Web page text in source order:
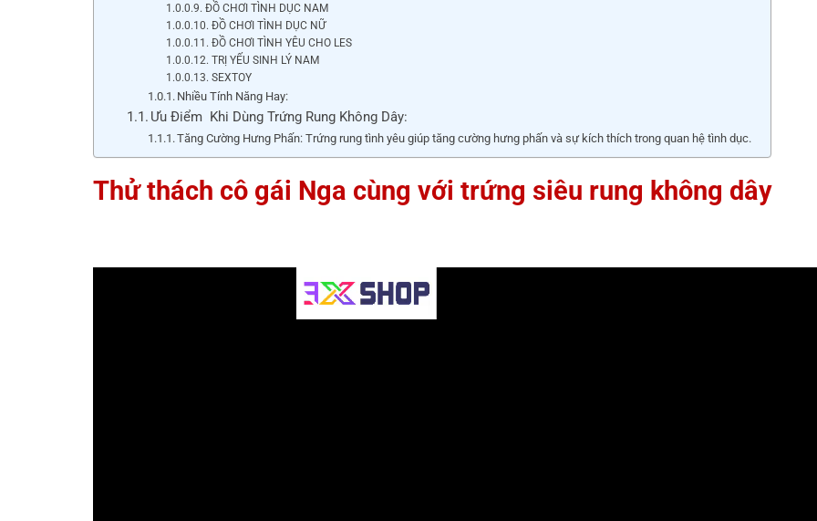
ĐỒ CHƠI TÌNH DỤC NAM
ĐỒ CHƠI TÌNH DỤC NỮ
ĐỒ CHƠI TÌNH YÊU CHO LES
TRỊ YẾU SINH LÝ NAM
SEXTOY
Nhiều Tính Năng Hay:
Ưu Điểm Khi Dùng Trứng Rung Không Dây:
Tăng Cường Hưng Phấn: Trứng rung tình yêu giúp tăng cường hưng phấn và sự kích thích trong quan hệ tình dục.
Thử thách cô gái Nga cùng với trứng siêu rung không dây